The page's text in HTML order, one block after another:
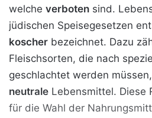
welche verboten sind.
jüdischen Speisegesetzen
koscher bezeichnet. Dazu
Fleischsorten, die nach
geschlachtet werden
neutrale Lebensmittel. Diese
für die Wahl der